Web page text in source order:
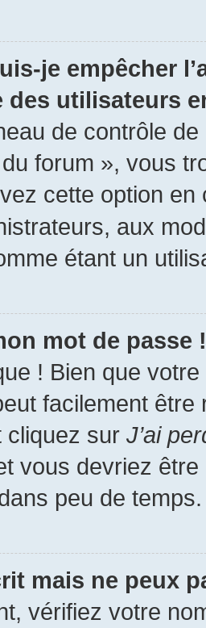
je empêcher
des utilisateurs
de contrôle
forum », vous
cette option
aux
étant un
mot de passe !
! Bien que
facilement
cliquez sur J’ai
vous devriez
peu de temps.
mais ne peux
vérifiez votre